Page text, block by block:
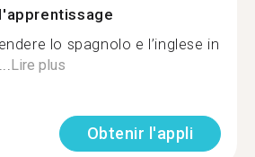
lo spagnolo e l’inglese in
Lire plus
Obtenir l'appli